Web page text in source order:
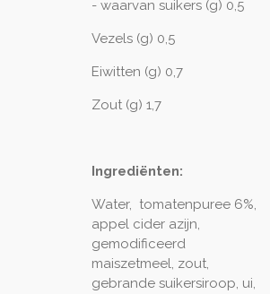
- waarvan suikers (g) 0,5
Vezels (g) 0,5
Eiwitten (g) 0,7
Zout (g) 1,7
Ingrediënten:
Water, tomatenpuree 6%,
appel cider azijn,
gemodificeerd
maiszetmeel, zout,
gebrande suikersiroop, ui,